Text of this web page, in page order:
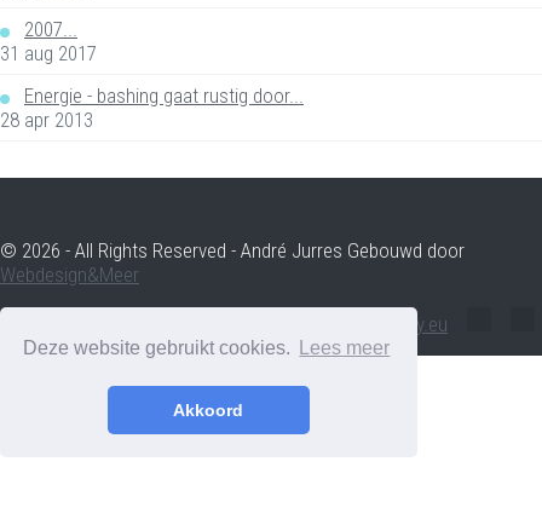
Deze website gebruikt cookies. Lees meer
Akkoord
2007...
31 aug 2017
Energie - bashing gaat rustig door...
28 apr 2013
© 2026 - All Rights Reserved - André Jurres Gebouwd door
Webdesign&Meer
andre.jurres@voltenergy.eu